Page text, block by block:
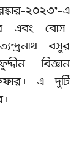
২০২৩’-এ
এবং বোস-
বসুর
বিজ্ঞান
এ দুটি